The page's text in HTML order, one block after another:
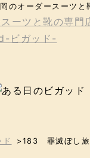
のオーダースーツ
>183 罪滅ぼし旅